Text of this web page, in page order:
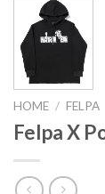
HOME / FELPA
Felpa X